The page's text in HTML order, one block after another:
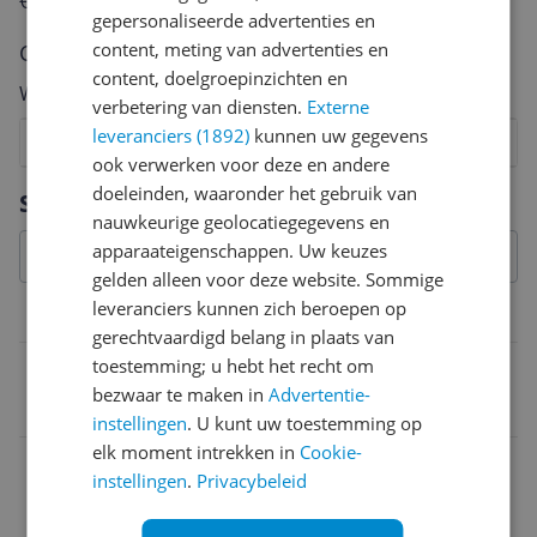
Specificaties
Belangrijkste kenmerken
3086123242852
Cijfer
Welk cijfer geef jij dit product?
8
7
6
5
4
3
2
Vraag 1 van 4
gepersonaliseerde advertenties en
content, meting van advertenties en
content, doelgroepinzichten en
verbetering van diensten. Externe
leveranciers (1892) kunnen uw gegevens
ook verwerken voor deze en andere
doeleinden, waaronder het gebruik van
nauwkeurige geolocatiegegevens en
apparaateigenschappen. Uw keuzes
gelden alleen voor deze website. Sommige
leveranciers kunnen zich beroepen op
gerechtvaardigd belang in plaats van
toestemming; u hebt het recht om
bezwaar te maken inAdvertentie-
instellingen. U kunt uw toestemming op
elk moment intrekken in Cookie-
instellingen. Privacybeleid